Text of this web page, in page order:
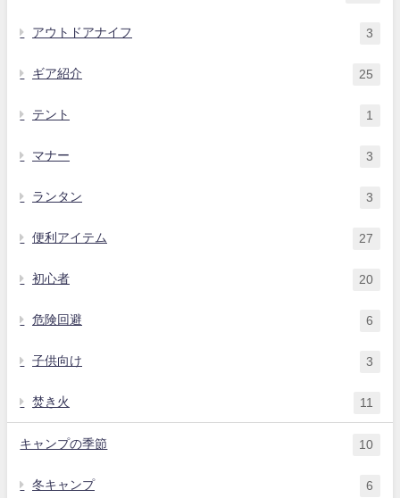
アウトドアナイフ 3
ギア紹介 25
テント 1
マナー 3
ランタン 3
便利アイテム 27
初心者 20
危険回避 6
子供向け 3
焚き火 11
キャンプの季節 10
冬キャンプ 6